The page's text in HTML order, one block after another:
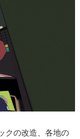
クの改造、各地の